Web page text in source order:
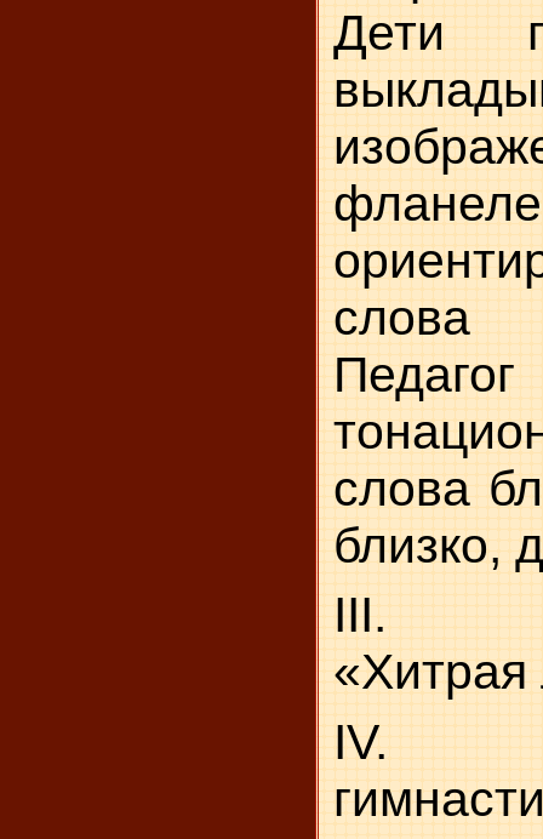
Дети
слова
слова
близко,
III.
«Хитрая
IV.